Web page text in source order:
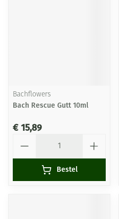
Bachflowers
Bach Rescue Gutt 10ml
€ 15,89
Bestel